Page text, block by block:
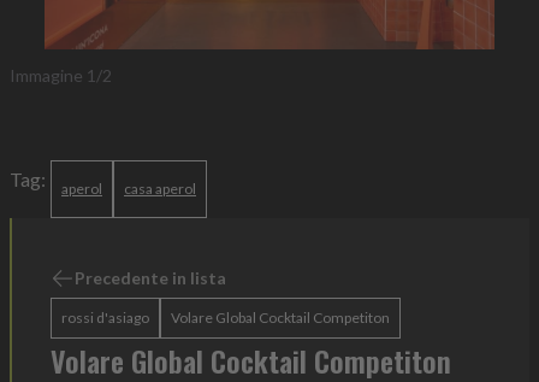
Immagine 1 /2
Tag: aperol casa aperol
Precedente in lista
rossi d'asiago Volare Global Cocktail Competiton
Volare Global Cocktail Competiton